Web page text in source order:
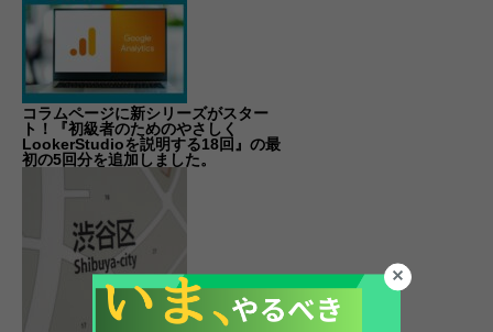
コラムページに新シリーズがスター
ト！『初級者のためのやさしく
LookerStudioを説明する18回』の最
初の5回分を追加しました。